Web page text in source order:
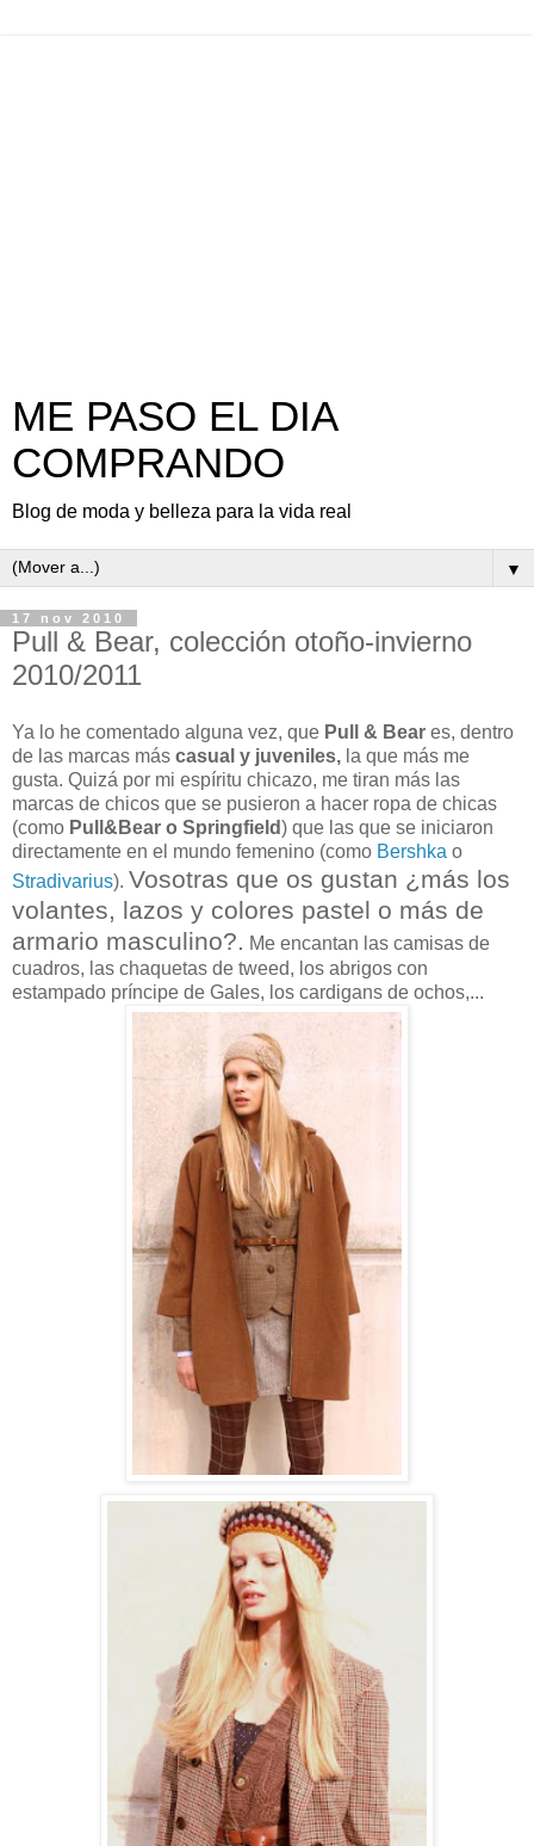
ME PASO EL DIA
COMPRANDO
Blog de moda y belleza para la vida real
▼
17 nov 2010
Pull & Bear, colección otoño-invierno
2010/2011
Ya lo he comentado alguna vez, que Pull & Bear es, dentro
de las marcas más casual y juveniles, la que más me
gusta. Quizá por mi espíritu chicazo, me tiran más las
marcas de chicos que se pusieron a hacer ropa de chicas
(como Pull&Bear o Springfield) que las que se iniciaron
directamente en el mundo femenino (como Bershka o
Stradivarius). Vosotras que os gustan ¿más los
volantes, lazos y colores pastel o más de
armario masculino?. Me encantan las camisas de
cuadros, las chaquetas de tweed, los abrigos con
estampado príncipe de Gales, los cardigans de ochos,...